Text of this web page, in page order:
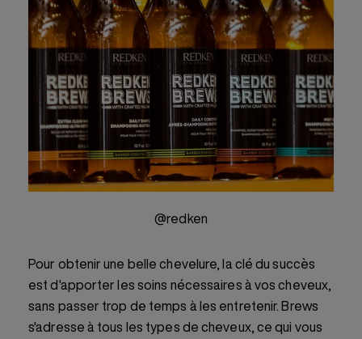
@redken
Pour obtenir une belle chevelure, la clé du succès
est d'apporter les soins nécessaires à vos cheveux,
sans passer trop de temps à les entretenir. Brews
s'adresse à tous les types de cheveux, ce qui vous